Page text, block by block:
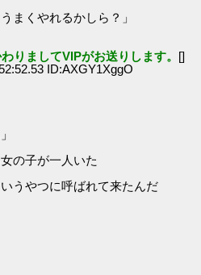
くやれるかしら？」
りましてVIPがお送りします。 []
ID:AXGY1XggO
の子が一人いた
うやつに呼ばれて来たんだ